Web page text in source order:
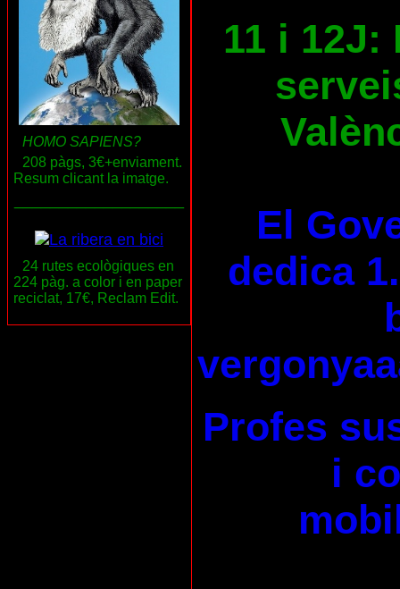
HOMO SAPIENS?
208 pàgs, 3€+enviament.
Resum clicant la imatge.
24 rutes ecològiques en
224 pàg. a color i en paper
reciclat, 17€, Reclam Edit.
11 i 12J:
El
dedica
Profes
i